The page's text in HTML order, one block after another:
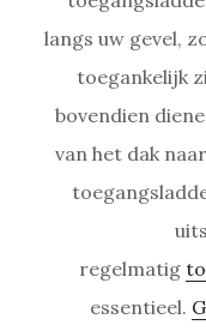
langs uw gevel,
toegankelijk
bovendien
van het dak
regelmatig
essentieel.